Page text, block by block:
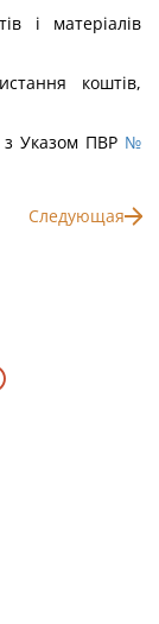
і матеріалів
коштів,
з Указом ПВР №
Следующая